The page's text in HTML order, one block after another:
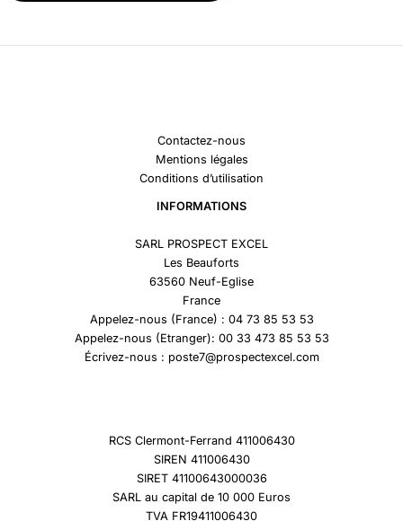
Contactez-nous
Mentions légales
Conditions d’utilisation
INFORMATIONS
SARL PROSPECT EXCEL
Les Beauforts
63560 Neuf-Eglise
France
Appelez-nous (France) : 04 73 85 53 53
Appelez-nous (Etranger): 00 33 473 85 53 53
Écrivez-nous : poste7@prospectexcel.com
RCS Clermont-Ferrand 411006430
SIREN 411006430
SIRET 41100643000036
SARL au capital de 10 000 Euros
TVA FR19411006430